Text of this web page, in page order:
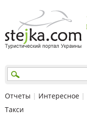
Отчеты | Интересное |
Такси